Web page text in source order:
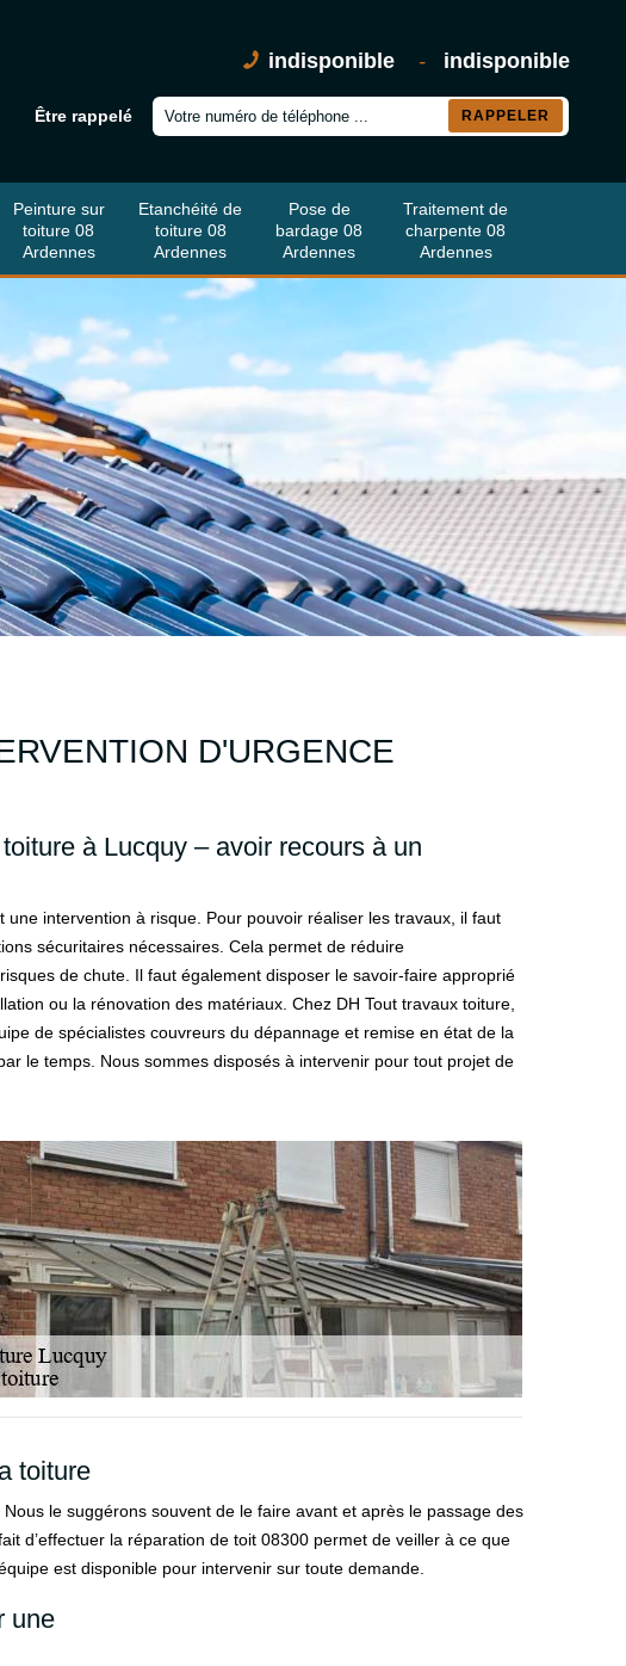
indisponible - indisponible
Être rappelé
Peinture sur
toiture 08
Ardennes
Etanchéité de
toiture 08
Ardennes
Pose de
bardage 08
Ardennes
Traitement de
charpente 08
Ardennes
D'URGENCE
à Lucquy – avoir recours à un
une intervention à risque. Pour pouvoir réaliser les travaux, il faut
sécuritaires nécessaires. Cela permet de réduire
de chute. Il faut également disposer le savoir-faire approprié
ou la rénovation des matériaux. Chez DH Tout travaux toiture,
de spécialistes couvreurs du dépannage et remise en état de la
le temps. Nous sommes disposés à intervenir pour tout projet de
toiture
le suggérons souvent de le faire avant et après le passage des
d’effectuer la réparation de toit 08300 permet de veiller à ce que
est disponible pour intervenir sur toute demande.
une